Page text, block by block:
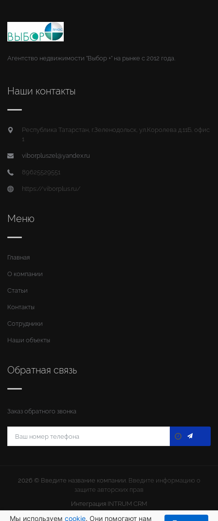
Мы используем cookie. Они помогают нам
Агентство недвижимости "Выбор +" на рынке с 2012 года.
Наши контакты
Республика Татарстан, г.Зеленодольск, ул.Королева д.11Б, офис
1
viborpluszel@yandex.ru
89625529551
https://viborplus.ru/
Меню
Главная
О компании
Статьи
Контакты
Сотрудники
Наши объекты
Обратная связь
Заказ обратного звонка
2026 © Введите название компании. Введите информацию о
защите авторских прав
Интеграция INTRUM CRM